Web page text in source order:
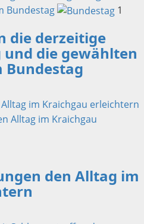
Bundestag
1
die derzeitige
die gewählten
im Kraichgau erleichtern
den Alltag im